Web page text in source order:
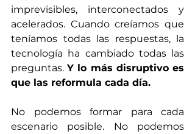
imprevisibles, interconectados y
acelerados. Cuando creíamos que
teníamos todas las respuestas, la
tecnología ha cambiado todas las
preguntas. Y lo más disruptivo es
que las reformula cada día.
No podemos formar para cada
escenario posible. No podemos